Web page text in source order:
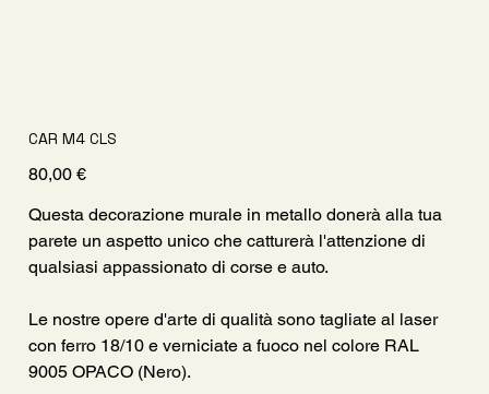
CAR M4 CLS
Prezzo
80,00 €
Questa decorazione murale in metallo donerà alla tua
parete un aspetto unico che catturerà l'attenzione di
qualsiasi appassionato di corse e auto.
Le nostre opere d'arte di qualità sono tagliate al laser
con ferro 18/10 e verniciate a fuoco nel colore RAL
9005 OPACO (Nero).